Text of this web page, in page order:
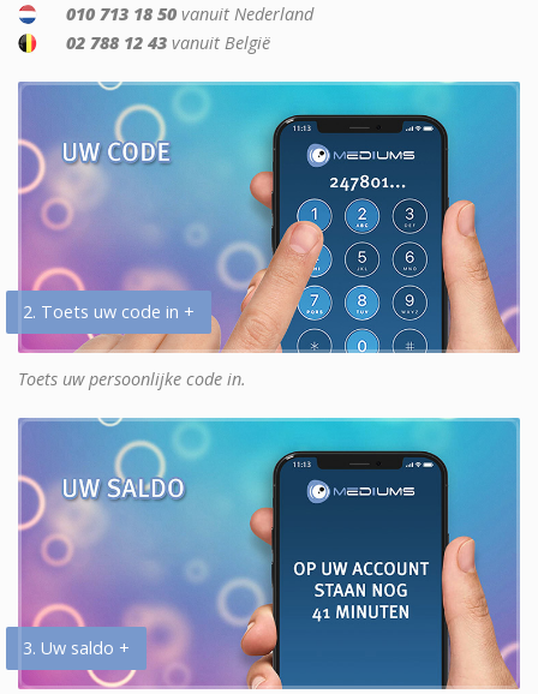
010 713 18 50 vanuit Nederland
02 788 12 43 vanuit België
2. Toets uw code in +
Toets uw persoonlijke code in.
3. Uw saldo +